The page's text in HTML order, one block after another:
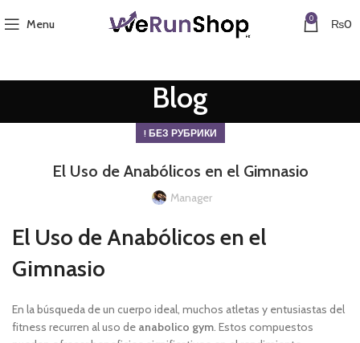
Menu 0 ₨0
Blog
! БЕЗ РУБРИКИ
El Uso de Anabólicos en el Gimnasio
Manager
El Uso de Anabólicos en el
Gimnasio
En la búsqueda de un cuerpo ideal, muchos atletas y entusiastas del
fitness recurren al uso de anabolico gym. Estos compuestos